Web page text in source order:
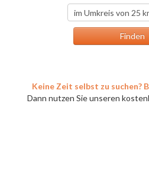
Keine Zeit selbst zu suchen?
Dann nutzen Sie unseren